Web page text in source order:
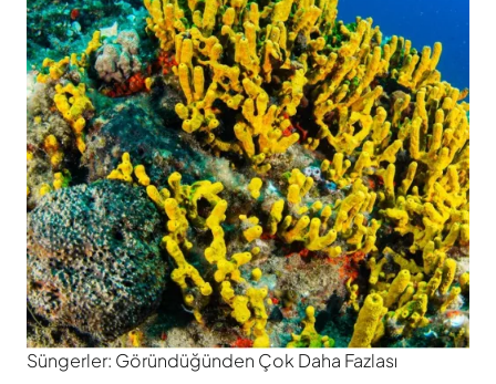
Süngerler: Göründüğünden Çok Daha Fazlası